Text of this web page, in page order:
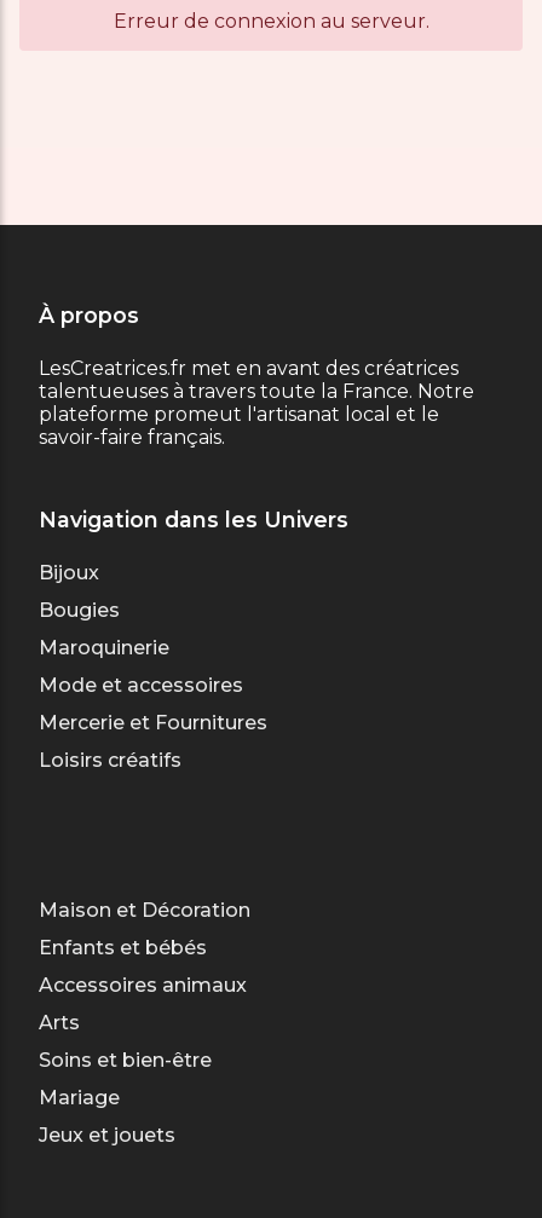
Erreur de connexion au serveur.
À propos
LesCreatrices.fr met en avant des créatrices
talentueuses à travers toute la France. Notre
plateforme promeut l'artisanat local et le
savoir-faire français.
Navigation dans les Univers
Bijoux
Bougies
Maroquinerie
Mode et accessoires
Mercerie et Fournitures
Loisirs créatifs
Maison et Décoration
Enfants et bébés
Accessoires animaux
Arts
Soins et bien-être
Mariage
Jeux et jouets